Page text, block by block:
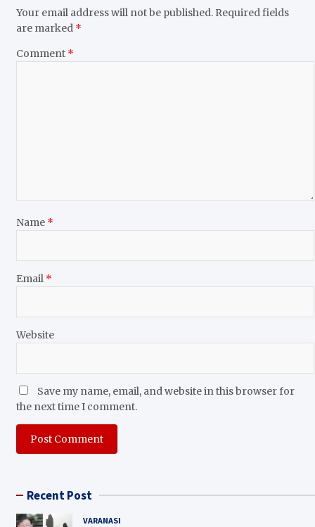
Your email address will not be published. Required fields
are marked *
Comment *
Name *
Email *
Website
Save my name, email, and website in this browser for
the next time I comment.
Recent Post
VARANASI